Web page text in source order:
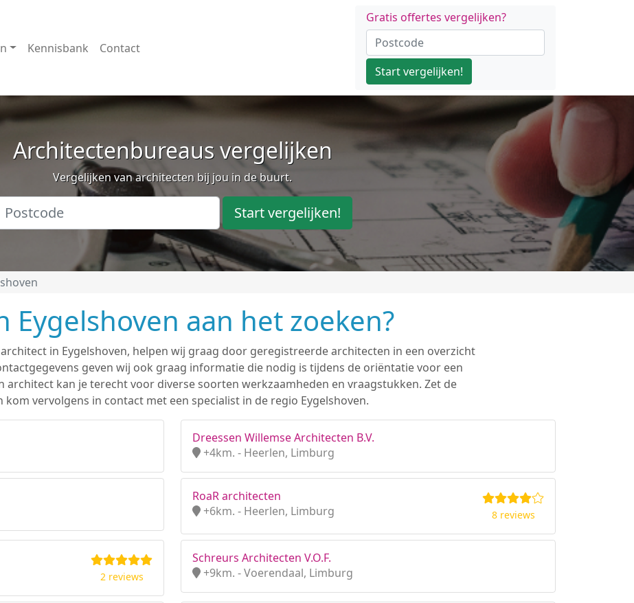
Kennisbank Contact
Gratis offertes vergelijken?
Start vergelijken!
Architectenbureaus vergelijken
Vergelijken van architecten bij jou in de buurt.
Start vergelijken!
Eygelshoven aan het zoeken?
in Eygelshoven, helpen wij graag door geregistreerde architecten in een overzicht
geven wij ook graag informatie die nodig is tijdens de oriëntatie voor een
architect kan je terecht voor diverse soorten werkzaamheden en vraagstukken. Zet de
kom vervolgens in contact met een specialist in de regio Eygelshoven.
Dreessen Willemse Architecten B.V.
+4km. - Heerlen, Limburg
RoaR architecten
+6km. - Heerlen, Limburg
8 reviews
2 reviews
Schreurs Architecten V.O.F.
+9km. - Voerendaal, Limburg